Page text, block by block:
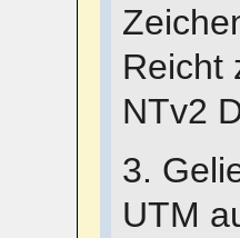
Reicht
NTv2
3.
UTM